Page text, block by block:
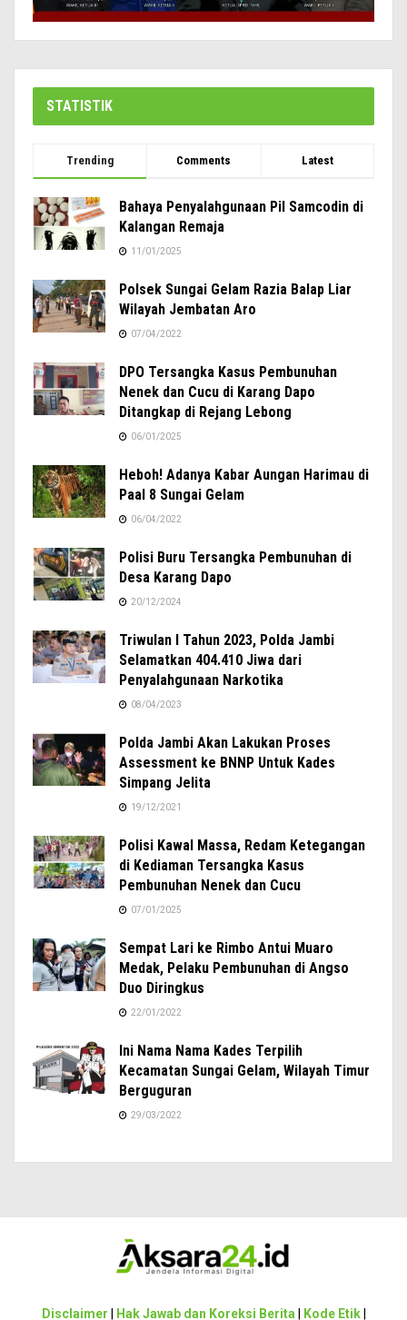
STATISTIK
Trending Comments Latest
Bahaya Penyalahgunaan Pil Samcodin di
Kalangan Remaja
11/01/2025
Polsek Sungai Gelam Razia Balap Liar
Wilayah Jembatan Aro
07/04/2022
DPO Tersangka Kasus Pembunuhan
Nenek dan Cucu di Karang Dapo
Ditangkap di Rejang Lebong
06/01/2025
Heboh! Adanya Kabar Aungan Harimau di
Paal 8 Sungai Gelam
06/04/2022
Polisi Buru Tersangka Pembunuhan di
Desa Karang Dapo
20/12/2024
Triwulan I Tahun 2023, Polda Jambi
Selamatkan 404.410 Jiwa dari
Penyalahgunaan Narkotika
08/04/2023
Polda Jambi Akan Lakukan Proses
Assessment ke BNNP Untuk Kades
Simpang Jelita
19/12/2021
Polisi Kawal Massa, Redam Ketegangan
di Kediaman Tersangka Kasus
Pembunuhan Nenek dan Cucu
07/01/2025
Sempat Lari ke Rimbo Antui Muaro
Medak, Pelaku Pembunuhan di Angso
Duo Diringkus
22/01/2022
Ini Nama Nama Kades Terpilih
Kecamatan Sungai Gelam, Wilayah Timur
Berguguran
29/03/2022
Disclaimer Hak Jawab dan Koreksi Berita| Kode Etik|